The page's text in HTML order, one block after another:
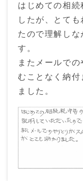
はじめての相
したが、とて
たので理解しな
す。
またメールで
むことなく納付
ました。